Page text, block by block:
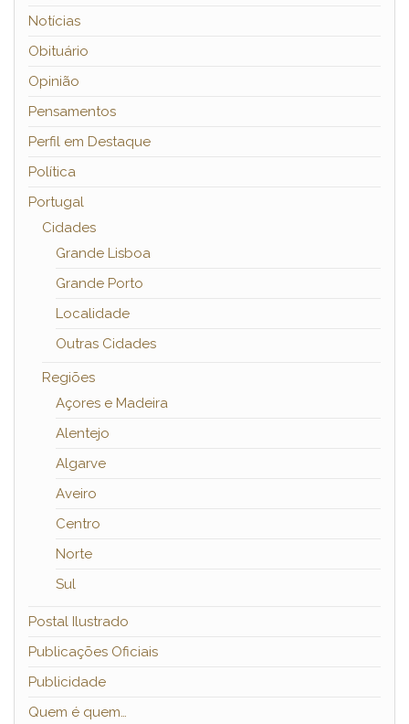
Notícias
Obituário
Opinião
Pensamentos
Perfil em Destaque
Política
Portugal
Cidades
Grande Lisboa
Grande Porto
Localidade
Outras Cidades
Regiões
Açores e Madeira
Alentejo
Algarve
Aveiro
Centro
Norte
Sul
Postal Ilustrado
Publicações Oficiais
Publicidade
Quem é quem…